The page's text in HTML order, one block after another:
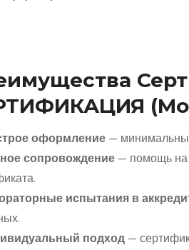
оформление—
сопровождение— помощь на
испытания в
подход—